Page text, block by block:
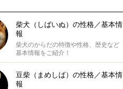
柴犬（しばいぬ）の性格／基本情
報
柴犬のからだの特徴や性格、歴史など
基本情報をご紹介！
豆柴（まめしば）の性格／基本情
報